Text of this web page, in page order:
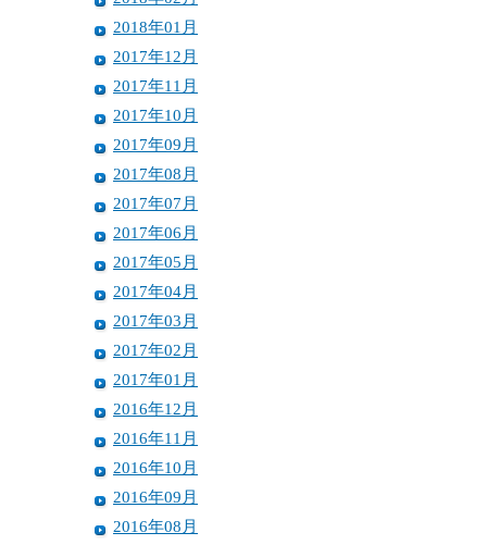
2018年01月
2017年12月
2017年11月
2017年10月
2017年09月
2017年08月
2017年07月
2017年06月
2017年05月
2017年04月
2017年03月
2017年02月
2017年01月
2016年12月
2016年11月
2016年10月
2016年09月
2016年08月